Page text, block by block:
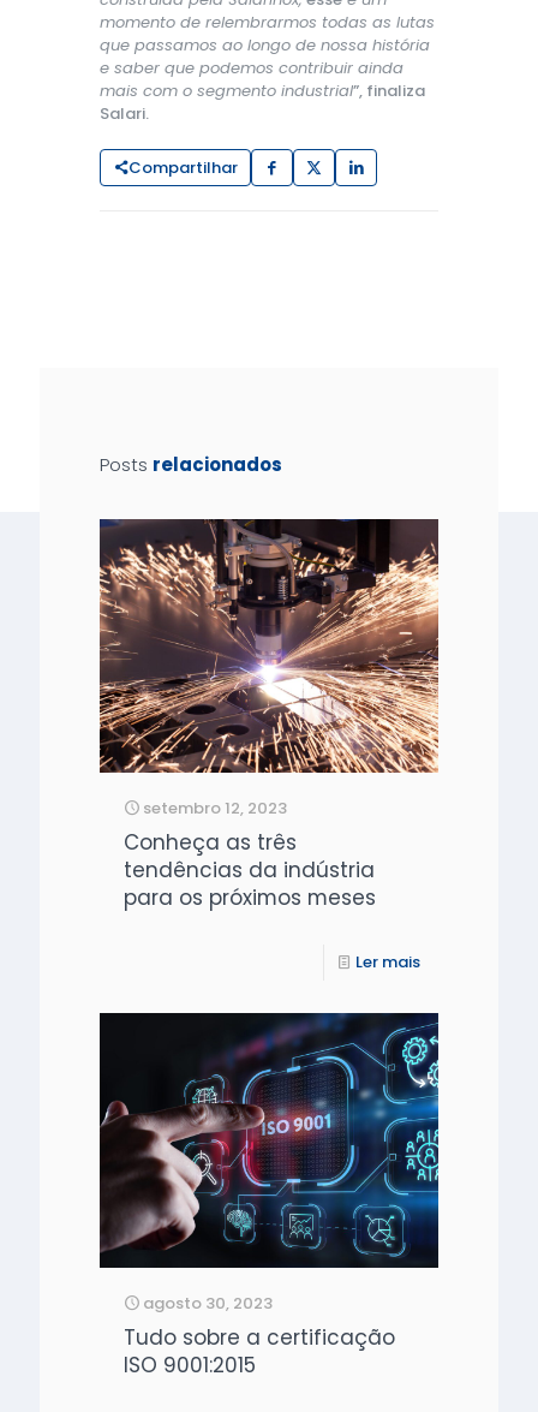
momento de relembrarmos todas as lutas
que passamos ao longo de nossa história
e saber que podemos contribuir ainda
mais com o segmento industrial”, finaliza
Salari.
Compartilhar
Posts relacionados
setembro 12, 2023
Conheça as três
tendências da indústria
para os próximos meses
Ler mais
agosto 30, 2023
Tudo sobre a certificação
ISO 9001:2015